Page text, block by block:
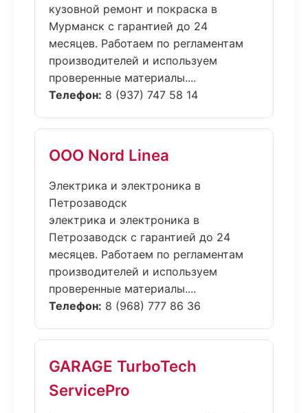
кузовной ремонт и покраска в
Мурманск с гарантией до 24
месяцев. Работаем по регламентам
производителей и используем
проверенные материалы....
Телефон: 8 (937) 747 58 14
ООО Nord Linea
Электрика и электроника в
Петрозаводск
электрика и электроника в
Петрозаводск с гарантией до 24
месяцев. Работаем по регламентам
производителей и используем
проверенные материалы....
Телефон: 8 (968) 777 86 36
GARAGE TurboTech
ServicePro